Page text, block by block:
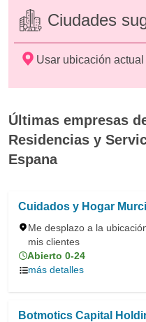
Ciudades
Usar ubicación actual
Últimas empresas
Residencias y
Espana
Cuidados y Hogar
Me desplazo a la
mis clientes
Abierto 0-24
más detalles
Botmotics Capital